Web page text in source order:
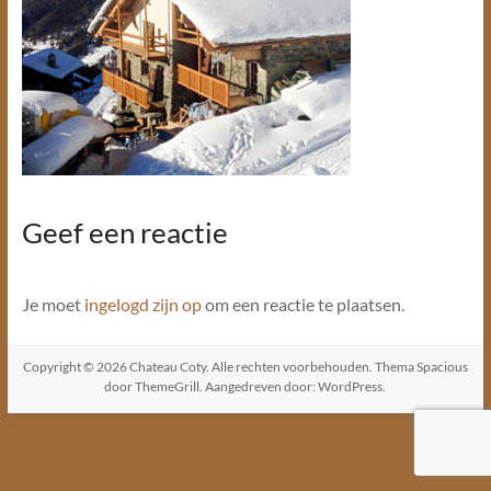
Geef een reactie
Je moet ingelogd zijn opom een reactie te plaatsen.
Copyright © 2026Chateau Coty. Alle rechten voorbehouden. ThemaSpacious
door ThemeGrill. Aangedreven door:WordPress.